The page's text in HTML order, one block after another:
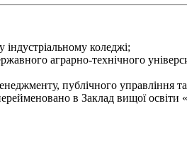
коледжі;
аграрно-технічного
публічного управління
в Заклад вищої